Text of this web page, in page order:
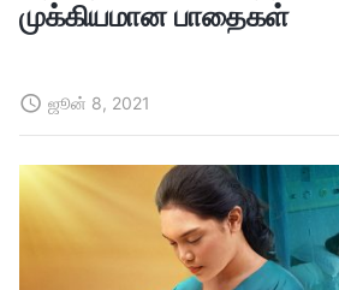
முக்கியமான பாதைகள்
ஜூன் 8, 2021